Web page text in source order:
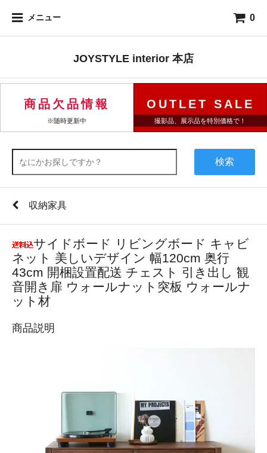
メニュー 0
JOYSTYLE interior 本店
商品欠品情報
※随時更新中
OUTLET SALE
撮影品、展示品を特別価格で！
検索
収納家具
サイドボード リビングボード キャビ
ネット 美しいデザイン 幅120cm 奥行
43cm 開梱設置配送 チェスト 引き出し 観
音開き扉 ウォールナット突板 ウォールナ
ット材
商品説明